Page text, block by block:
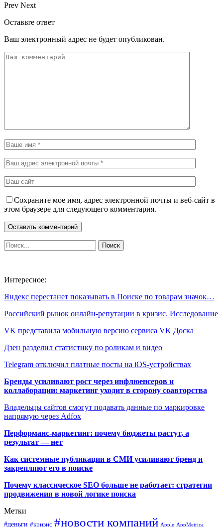
Prev Next
Оставьте ответ
Ваш электронный адрес не будет опубликован.
Сохраните мое имя, адрес электронной почты и веб-сайт в
этом браузере для следующего комментария.
Интересное:
Яндекс перестанет показывать в Поиске по товарам значок…
Российский рынок онлайн-репутации в кризис. Исследование
VK представила мобильную версию сервиса VK Доска
Дзен разделил статистику по роликам и видео
Telegram отключил платные посты на iOS-устройствах
Бренды усиливают рост через инфлюенсеров и
коллаборации: маркетинг уходит в сторону соавторства
Владельцы сайтов смогут подавать данные по маркировке
напрямую через Adfox
Перформанс-маркетинг: почему бюджеты растут, а
результат — нет
Как системные публикации в СМИ усиливают бренд и
закрепляют его в поиске
Почему классическое SEO больше не работает: стратегии
продвижения в новой логике поиска
Метки
#деньги #кризис #новости компаний Apple AppMetrica